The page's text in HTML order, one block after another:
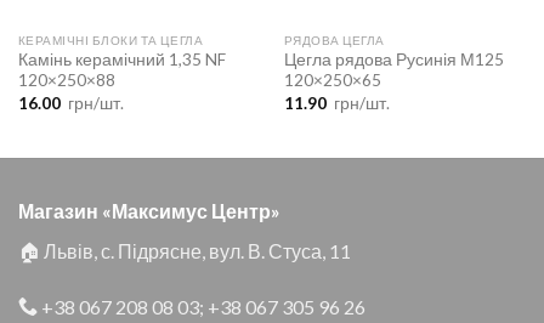
КЕРАМІЧНІ БЛОКИ ТА ЦЕГЛА
Камінь керамічний 1,35 NF
120×250×88
16.00 грн/шт.
РЯДОВА ЦЕГЛА
Цегла рядова Русинія М125
120×250×65
11.90 грн/шт.
Магазин «Максимус Центр»
🏠 Львів, с. Підрясне, вул. В. Стуса, 11
+38 067 208 08 03; +38 067 305 96 26